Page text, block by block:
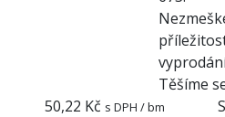
Těšíme
50,22 Kč s DPH / bm